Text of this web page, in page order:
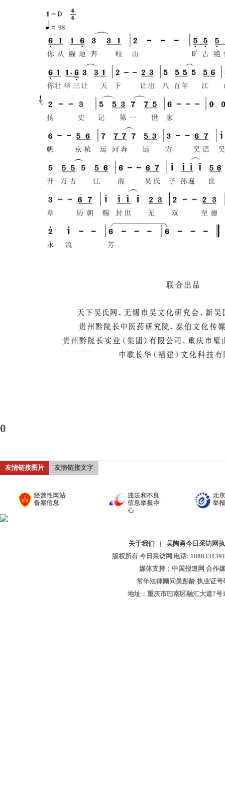
0
友情链接图片 友情链接文字
关于我们 |
吴陶勇今日采访网
版权所有 今日采访网 电话:
媒体支持：中国报道网 合作
常年法律顾问吴彭龄 执业证
地址：重庆市巴南区融汇大道7号